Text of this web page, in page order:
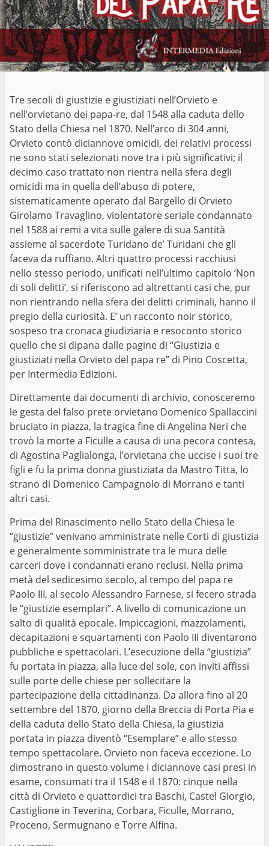
Tre secoli di giustizie e giustiziati nell’Orvieto e
nell’orvietano dei papa-re, dal 1548 alla caduta dello
Stato della Chiesa nel 1870. Nell’arco di 304 anni,
Orvieto contò diciannove omicidi, dei relativi processi
ne sono stati selezionati nove tra i più significativi; il
decimo caso trattato non rientra nella sfera degli
omicidi ma in quella dell’abuso di potere,
sistematicamente operato dal Bargello di Orvieto
Girolamo Travaglino, violentatore seriale condannato
nel 1588 ai remi a vita sulle galere di sua Santità
assieme al sacerdote Turidano de’ Turidani che gli
faceva da ruffiano. Altri quattro processi racchiusi
nello stesso periodo, unificati nell’ultimo capitolo ‘Non
di soli delitti’, si riferiscono ad altrettanti casi che, pur
non rientrando nella sfera dei delitti criminali, hanno il
pregio della curiosità. E’ un racconto noir storico,
sospeso tra cronaca giudiziaria e resoconto storico
quello che si dipana dalle pagine di “Giustizia e
giustiziati nella Orvieto del papa re” di Pino Coscetta,
per Intermedia Edizioni.
Direttamente dai documenti di archivio, conosceremo
le gesta del falso prete orvietano Domenico Spallaccini
bruciato in piazza, la tragica fine di Angelina Neri che
trovò la morte a Ficulle a causa di una pecora contesa,
di Agostina Paglialonga, l’orvietana che uccise i suoi tre
figli e fu la prima donna giustiziata da Mastro Titta, lo
strano di Domenico Campagnolo di Morrano e tanti
altri casi.
Prima del Rinascimento nello Stato della Chiesa le
“giustizie” venivano amministrate nelle Corti di giustizia
e generalmente somministrate tra le mura delle
carceri dove i condannati erano reclusi. Nella prima
metà del sedicesimo secolo, al tempo del papa re
Paolo III, al secolo Alessandro Farnese, si fecero strada
le “giustizie esemplari”. A livello di comunicazione un
salto di qualità epocale. Impiccagioni, mazzolamenti,
decapitazioni e squartamenti con Paolo III diventarono
pubbliche e spettacolari. L’esecuzione della “giustizia”
fu portata in piazza, alla luce del sole, con inviti affissi
sulle porte delle chiese per sollecitare la
partecipazione della cittadinanza. Da allora fino al 20
settembre del 1870, giorno della Breccia di Porta Pia e
della caduta dello Stato della Chiesa, la giustizia
portata in piazza diventò “Esemplare” e allo stesso
tempo spettacolare. Orvieto non faceva eccezione. Lo
dimostrano in questo volume i diciannove casi presi in
esame, consumati tra il 1548 e il 1870: cinque nella
città di Orvieto e quattordici tra Baschi, Castel Giorgio,
Castiglione in Teverina, Corbara, Ficulle, Morrano,
Proceno, Sermugnano e Torre Alfina.